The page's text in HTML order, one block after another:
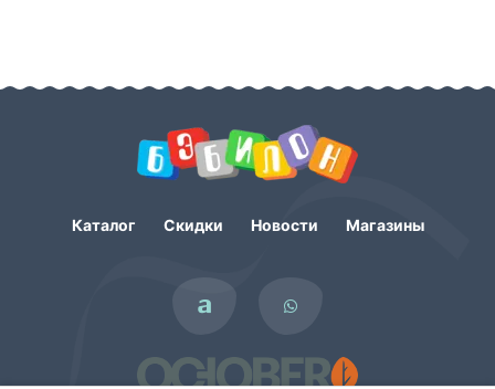
Каталог Скидки Новости Магазины